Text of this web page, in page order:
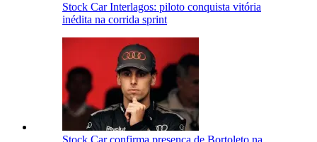
Stock Car Interlagos: piloto conquista vitória
inédita na corrida sprint